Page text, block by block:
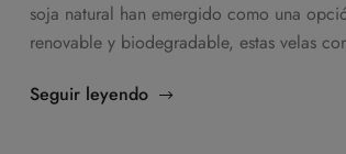
soja natural han emergido como una
renovable y biodegradable, estas velas
Seguir leyendo